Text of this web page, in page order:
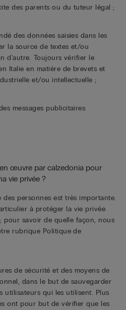
des parents ou du tuteur légal ;
des données saisies dans les
la source de textes et/ou
d'autre. Toujours vérifier le
Italie en matière de brevets et
et/ou intellectuelle ;
messages publicitaires
œuvre par calzedonia pour
vie privée ?
personnes est très importante.
à protéger la vie privée
pour savoir de quelle façon, nous
rubrique Politique de
de sécurité et des moyens de
dans le but de sauvegarder
utilisateurs qui les utilisent. Plus
ont pour but de vérifier que les